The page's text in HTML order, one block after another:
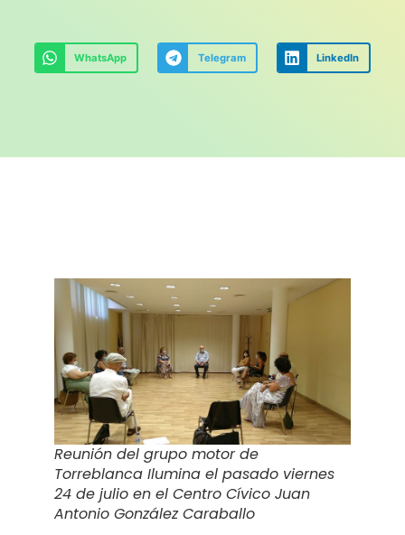
WhatsApp Telegram LinkedIn
Reunión del grupo motor de
Torreblanca Ilumina el pasado viernes
24 de julio en el Centro Cívico Juan
Antonio González Caraballo